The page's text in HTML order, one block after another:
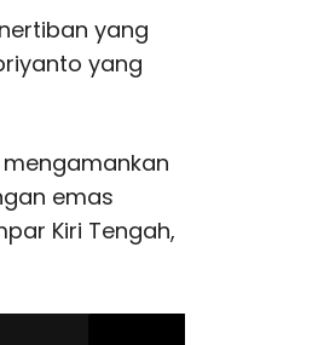
yang
yang
mengamankan
emas
Kiri Tengah,